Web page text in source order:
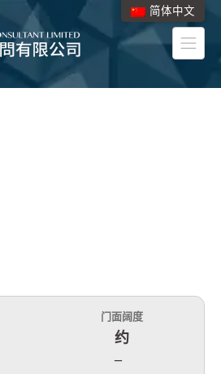
门面阔度
约
–
简体中文